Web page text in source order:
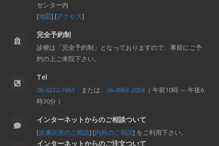
センター内
[地図] [アクセス]
完全予約制
診療は「完全予約制」となっておりますので、事前にご予
約の上ご来院下さい。
Tel
06-6222-7661 または 06-4963-2058 （ 午前10時 ～ 午後6
時30分 ）
インターネットからのご相談ついて
[皮膚疾患のご相談] [内科のご相談] をご利用下さい。
インターネットからのご注文ついて